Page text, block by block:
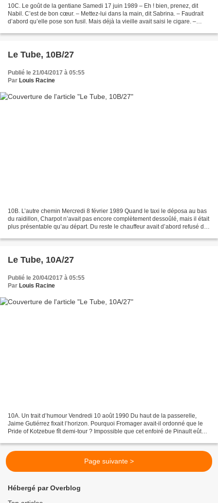
10C. Le goût de la gentiane Samedi 17 juin 1989 – Eh ! bien, prenez, dit
Nabil. C’est de bon cœur. – Mettez-lui dans la main, dit Sabrina. – Faudrait
d’abord qu’elle pose son fusil. Mais déjà la vieille avait saisi le cigare. –
Le Tube, 10B/27
Publié le 21/04/2017 à 05:55
Par Louis Racine
10B. L’autre chemin Mercredi 8 février 1989 Quand le taxi le déposa au bas
du raidillon, Charpot n’avait pas encore complètement dessoûlé, mais il était
plus présentable qu’au départ. Du reste le chauffeur avait d’abord refusé de
Le Tube, 10A/27
Publié le 20/04/2017 à 05:55
Par Louis Racine
10A. Un trait d’humour Vendredi 10 août 1990 Du haut de la passerelle,
Jaime Gutiérrez fixait l’horizon. Pourquoi Fromager avait-il ordonné que le
Pride of Kotzebue fît demi-tour ? Impossible que cet enfoiré de Pinault eût
Page suivante >
Hébergé par Overblog